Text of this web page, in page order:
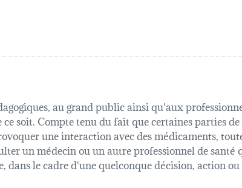
au grand public ainsi qu'aux
soit. Compte tenu du fait que certaines parties
une interaction avec des médicaments,
un médecin ou un autre professionnel de
le cadre d'une quelconque décision, action